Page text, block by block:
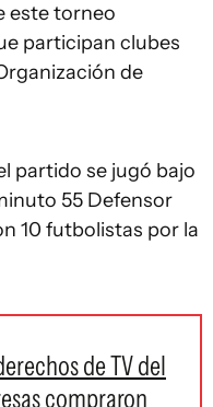
este torneo
participan clubes
de
partido se jugó bajo
55 Defensor
10 futbolistas por la
de TV del
compraron